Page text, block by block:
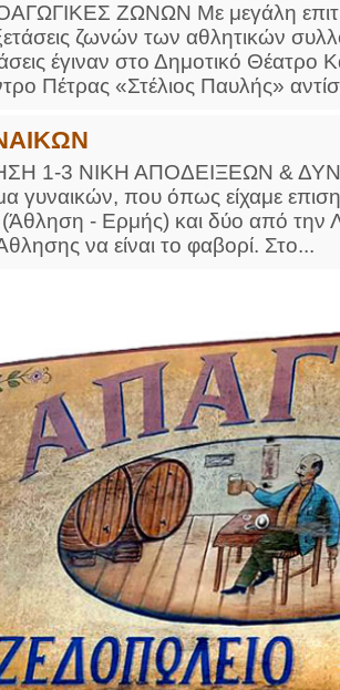
ΖΩΝΩΝ Με μεγάλη
ζωνών των αθλητικών
έγιναν στο Δημοτικό
Πέτρας «Στέλιος Παυλής»
1-3 ΝΙΚΗ ΑΠΟΔΕΙΞΕΩΝ &
που όπως είχαμε
- Ερμής) και δύο από την
να είναι το φαβορί. Στο...